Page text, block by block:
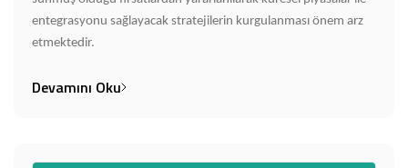
entegrasyonu sağlayacak stratejilerin kurgulanması önem arz
etmektedir.
Devamını Oku